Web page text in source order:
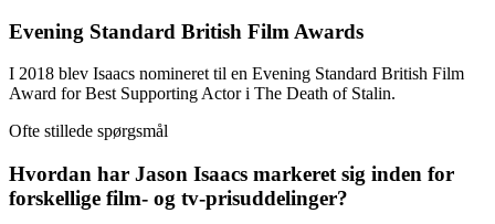
Evening Standard British Film Awards
I 2018 blev Isaacs nomineret til en Evening Standard British Film
Award for Best Supporting Actor i The Death of Stalin.
Ofte stillede spørgsmål
Hvordan har Jason Isaacs markeret sig inden for
forskellige film- og tv-prisuddelinger?